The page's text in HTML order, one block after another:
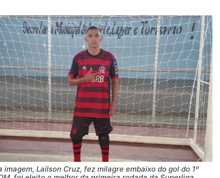
imagem, Lailson Cruz, fez milagre embaixo do gol do 1º